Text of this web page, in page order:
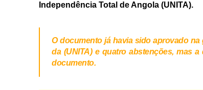
Independência Total de Angola (UNITA).
O documento já havia sido aprovado na
da (UNITA) e quatro abstenções, mas
documento.